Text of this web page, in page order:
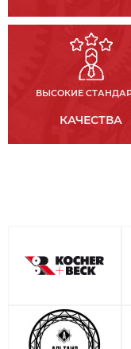
ВЫСОКИЕ
КАЧЕСТВА